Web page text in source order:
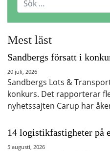
Mest läst
Sandbergs försatt i
20 juli, 2026
Sandbergs Lots &
konkurs. Det rapporterar
nyhetssajten Carup har
14 logistikfastigheter på
5 augusti, 2026